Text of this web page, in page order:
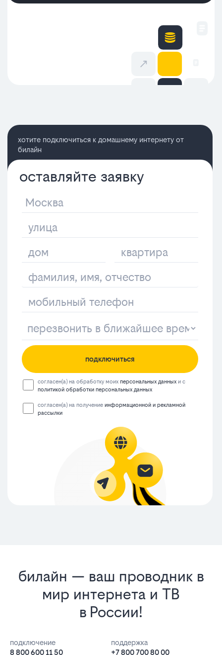
хотите подключиться к домашнему интернету от
билайн
оставляйте заявку
подключиться
согласен(а) на обработку моихперсональных данных и с
политикой обработки персональных данных
согласен(а) на получениеинформационной и рекламной
рассылки
билайн — ваш проводник в
мир интернета и ТВ
в России!
подключение
8 800 600 11 50
поддержка
+7 800 700 80 00